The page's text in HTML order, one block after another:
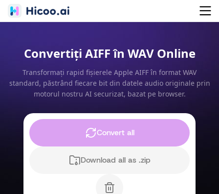
Convertiți AIFF în WAV Online
Transformați rapid fișierele Apple AIFF în format WAV
standard, păstrând fiecare bit din datele audio originale prin
motorul nostru AI securizat, bazat pe browser.